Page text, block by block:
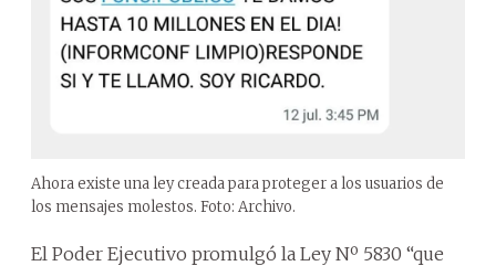
Ahora existe una ley creada para proteger a los usuarios de
los mensajes molestos. Foto: Archivo.
El Poder Ejecutivo promulgó la Ley Nº 5830 “que